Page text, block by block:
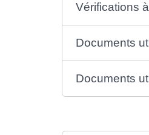
Vérifications
Documents
Documents